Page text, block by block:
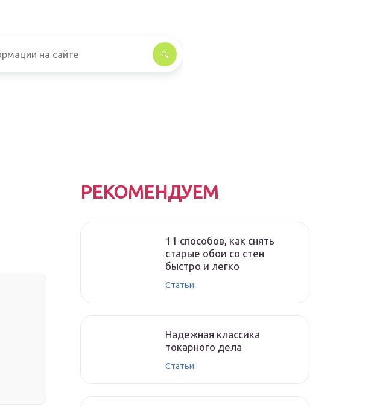
РЕКОМЕНДУЕМ
11 способов, как снять
старые обои со стен
быстро и легко
Cтатьи
Надежная классика
токарного дела
Cтатьи